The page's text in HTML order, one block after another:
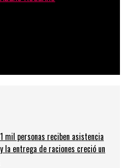
mil personas reciben asistencia
la entrega de raciones creció un